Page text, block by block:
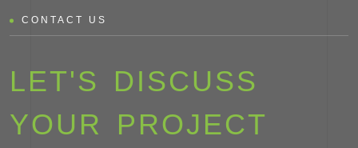
CONTACT US
LET'S DISCUSS
YOUR PROJECT